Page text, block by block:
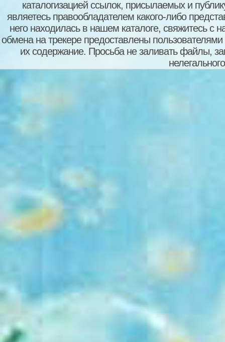
каталогизацией ссылок, присылаемых и
являетесь правообладателем какого-либо
него находилась в нашем каталоге, свяжитесь
обмена на трекере предоставлены пользователями
их содержание. Просьба не заливать файлы,